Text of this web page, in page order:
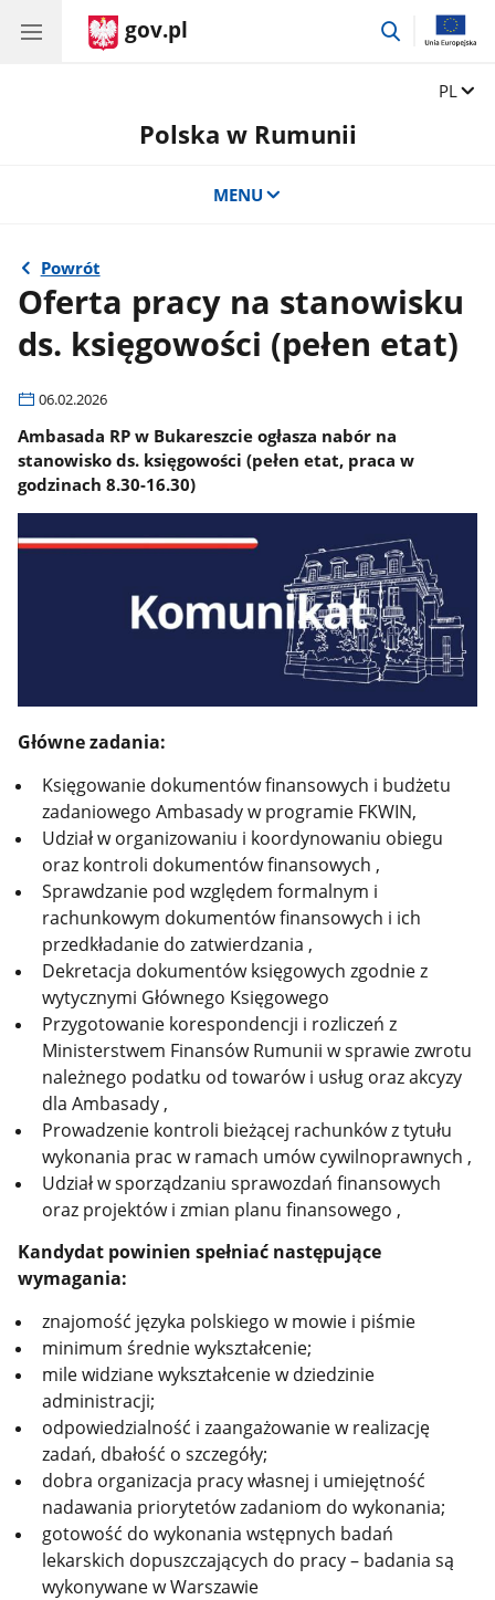
gov.pl
przejdź
Zmień
PL
Polska w Rumunii
MENU
Powrót
Oferta pracy na stanowisku
ds. księgowości (pełen etat)
06.02.2026
Ambasada RP w Bukareszcie ogłasza nabór na
stanowisko ds. księgowości (pełen etat, praca w
godzinach 8.30-16.30)
Główne zadania:
Księgowanie dokumentów finansowych i budżetu
zadaniowego Ambasady w programie FKWIN,
Udział w organizowaniu i koordynowaniu obiegu
oraz kontroli dokumentów finansowych ,
Sprawdzanie pod względem formalnym i
rachunkowym dokumentów finansowych i ich
przedkładanie do zatwierdzania ,
Dekretacja dokumentów księgowych zgodnie z
wytycznymi Głównego Księgowego
Przygotowanie korespondencji i rozliczeń z
Ministerstwem Finansów Rumunii w sprawie zwrotu
należnego podatku od towarów i usług oraz akcyzy
dla Ambasady ,
Prowadzenie kontroli bieżącej rachunków z tytułu
wykonania prac w ramach umów cywilnoprawnych ,
Udział w sporządzaniu sprawozdań finansowych
oraz projektów i zmian planu finansowego ,
Kandydat powinien spełniać następujące
wymagania:
znajomość języka polskiego w mowie i piśmie
minimum średnie wykształcenie;
mile widziane wykształcenie w dziedzinie
administracji;
odpowiedzialność i zaangażowanie w realizację
zadań, dbałość o szczegóły;
dobra organizacja pracy własnej i umiejętność
nadawania priorytetów zadaniom do wykonania;
gotowość do wykonania wstępnych badań
lekarskich dopuszczających do pracy – badania są
wykonywane w Warszawie